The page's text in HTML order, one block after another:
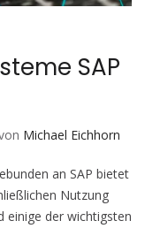
SAP
Michael Eichhorn
an SAP bietet
Nutzung
einige der wichtigsten